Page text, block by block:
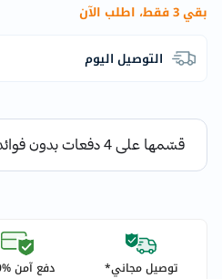
بقي 3 فقط، اطلب الآن
التوصيل اليوم
توصيل مجاني* دفع آمن %100